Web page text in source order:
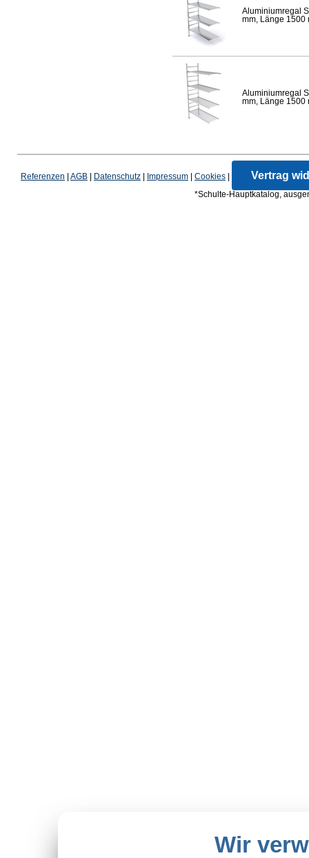
Aluminiumregal
mm, Länge 1500
Aluminiumregal
mm, Länge 1500
Referenzen AGB Datenschutz Impressum Cookies Vertrag
*Schulte-Hauptkatalog,
Wir